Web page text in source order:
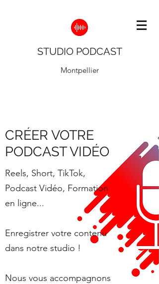
STUDIO PODCAST
Montpellier
CRÉER VOTRE
PODCAST VIDÉO
Reels, Short, TikTok,
Podcast Vidéo, Formation
en ligne...
Enregistrer votre contenu
dans notre studio !
Nous vous accompagnons